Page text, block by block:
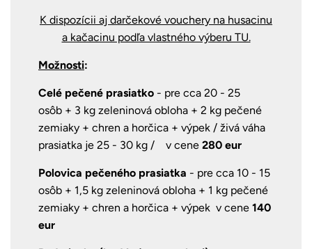
K dispozícii aj darčekové vouchery na husacinu
a kačacinu podľa vlastného výberu TU.
Možnosti:
Celé pečené prasiatko - pre cca 20 - 25
osôb + 3 kg zeleninová obloha + 2 kg pečené
zemiaky + chren a horčica + výpek / živá váha
prasiatka je 25 - 30 kg / v cene 280 eur
Polovica pečeného prasiatka - pre cca 10 - 15
osôb + 1,5 kg zeleninová obloha + 1 kg pečené
zemiaky + chren a horčica + výpek v cene 140
eur